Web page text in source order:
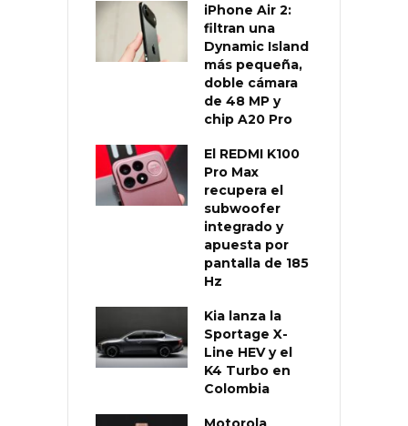
iPhone Air 2:
filtran una
Dynamic Island
más pequeña,
doble cámara
de 48 MP y
chip A20 Pro
El REDMI K100
Pro Max
recupera el
subwoofer
integrado y
apuesta por
pantalla de 185
Hz
Kia lanza la
Sportage X-
Line HEV y el
K4 Turbo en
Colombia